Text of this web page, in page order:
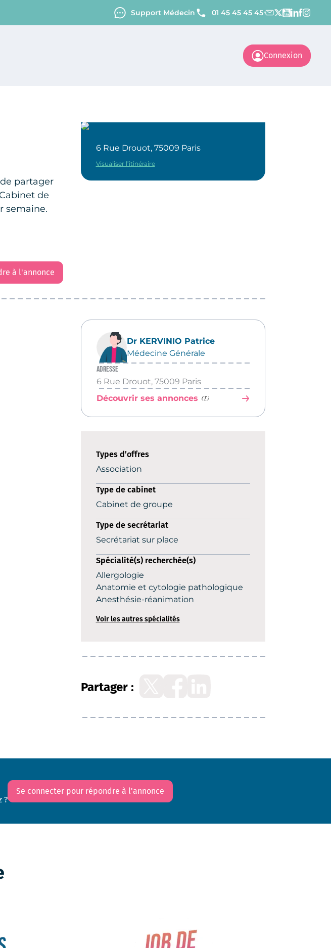
Support Médecin 01 45 45 45 45
Connexion
partager
de
semaine.
6 Rue Drouot, 75009 Paris
Visualiser l’itinéraire
à l'annonce
Dr KERVINIO Patrice
Médecine Générale
Adresse
6 Rue Drouot, 75009 Paris
Découvrir ses annonces (1)
Types d’offres
Association
Type de cabinet
Cabinet de groupe
Type de secrétariat
Secrétariat sur place
Spécialité(s) recherchée(s)
Allergologie
Anatomie et cytologie pathologique
Anesthésie-réanimation
Voir les autres spécialités
Partager :
?
Se connecter pour répondre à l'annonce